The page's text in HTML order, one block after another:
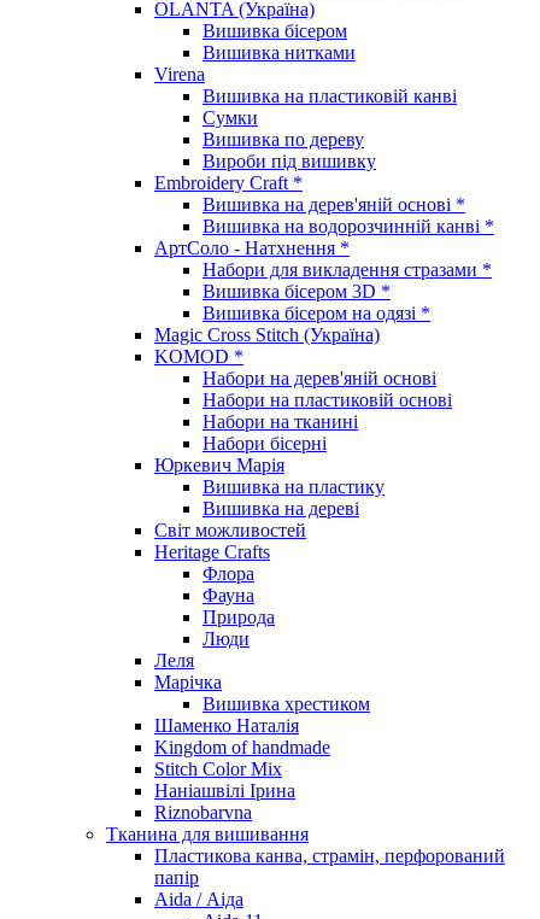
OLANTA (Україна)
Вишивка бісером
Вишивка нитками
Virena
Вишивка на пластиковій канві
Сумки
Вишивка по дереву
Вироби під вишивку
Embroidery Craft *
Вишивка на дерев'яній основі *
Вишивка на водорозчинній канві *
АртСоло - Натхнення *
Набори для викладення стразами *
Вишивка бісером 3D *
Вишивка бісером на одязі *
Magic Cross Stitch (Україна)
KOMOD *
Набори на дерев'яній основі
Набори на пластиковій основі
Набори на тканині
Набори бісерні
Юркевич Марія
Вишивка на пластику
Вишивка на дереві
Світ можливостей
Heritage Crafts
Флора
Фауна
Природа
Люди
Леля
Марічка
Вишивка хрестиком
Шаменко Наталія
Kingdom of handmade
Stitch Color Mix
Наніашвілі Ірина
Riznobarvna
Тканина для вишивання
Пластикова канва, страмін, перфорований
папір
Aida / Аіда